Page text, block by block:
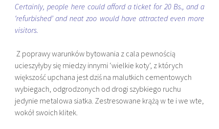
Certainly, people here could afford a ticket for 20 Bs., and a
‘refurbished’ and neat zoo would have attracted even more
visitors.
Z poprawy warunków bytowania z cala pewnością
ucieszyłyby się miedzy innymi ‘wielkie koty’, z których
większość upchana jest dziś na malutkich cementowych
wybiegach, odgrodzonych od drogi szybkiego ruchu
jedynie metalowa siatka. Zestresowane krążą w te i we wte,
wokół swoich klitek.